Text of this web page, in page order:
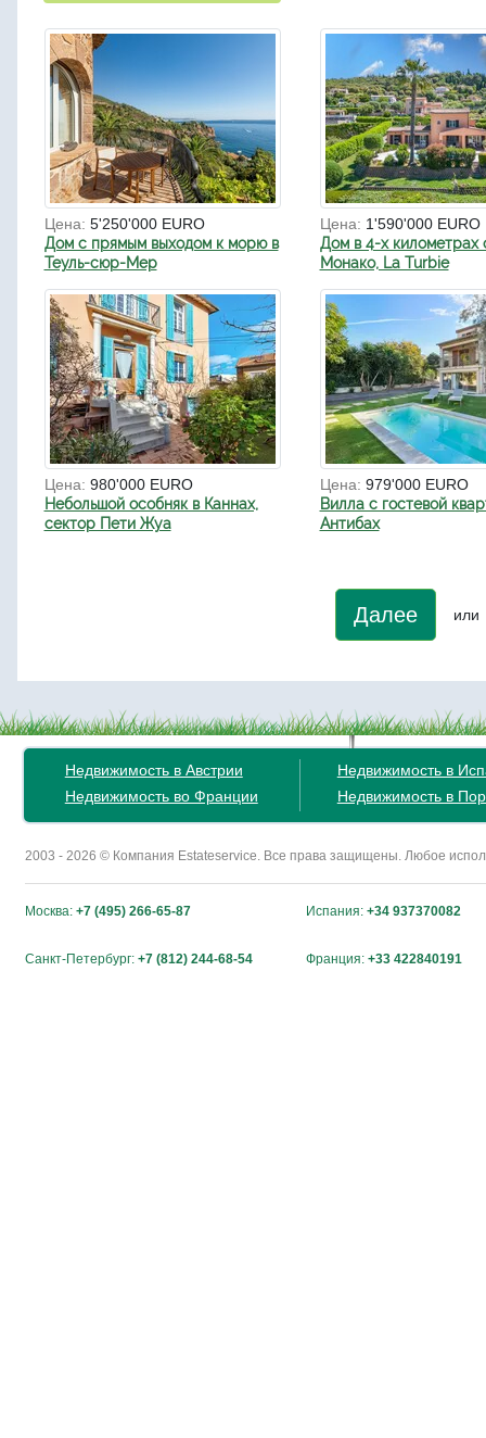
Цена: 5'250'000 EURO
Дом с прямым выходом к морю в
Теуль-сюр-Мер
Цена: 1'590'000 EURO
Дом в 4-х километрах
Монако, La Turbie
Цена: 980'000 EURO
Небольшой особняк в Каннах,
сектор Пети Жуа
Цена: 979'000 EURO
Вилла с гостевой
Антибах
Далее или
Недвижимость в Австрии
Недвижимость во Франции
Недвижимость в
Недвижимость в
2003 - 2026 © Компания Estateservice. Все права защищены. Любое
Москва: +7 (495) 266-65-87 Испания: +34 937370082
Санкт-Петербург: +7 (812) 244-68-54 Франция: +33 422840191